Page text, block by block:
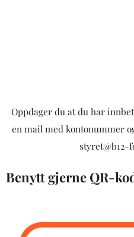
Oppdager du at du har
en mail med kontonummer
styret@b12-
Benytt gjerne QR-